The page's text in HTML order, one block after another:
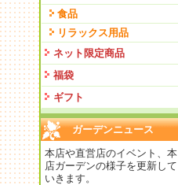
食品
リラックス用品
ネット限定商品
福袋
ギフト
ガーデンニュース
本店や直営店のイベント、本
店ガーデンの様子を更新して
いきます。